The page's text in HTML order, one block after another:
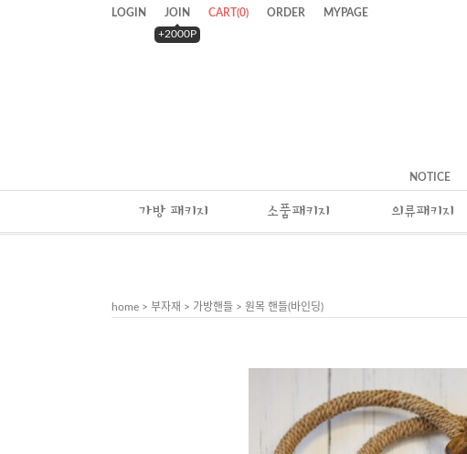
LOGIN
JOIN
+2000P
CART(0) ORDER MYPAGE
NOTICE
가방 패키지 소품패키지 의류패키지
home > 부자재 > 가방핸들 > 원목 핸들(바인딩)